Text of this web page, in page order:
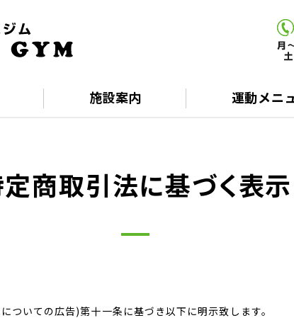
メディカルフィッ
施設案内 運動メニ
商取引法に基づく表示
ついての広告)第十一条に基づき以下に明示致します。